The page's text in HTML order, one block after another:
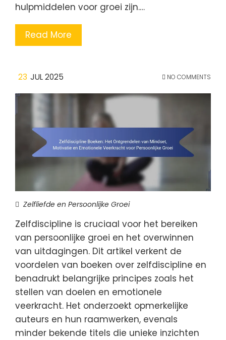
hulpmiddelen voor groei zijn.…
Read More
23 JUL 2025 NO COMMENTS
Zelfliefde en Persoonlijke Groei
Zelfdiscipline is cruciaal voor het bereiken
van persoonlijke groei en het overwinnen
van uitdagingen. Dit artikel verkent de
voordelen van boeken over zelfdiscipline en
benadrukt belangrijke principes zoals het
stellen van doelen en emotionele
veerkracht. Het onderzoekt opmerkelijke
auteurs en hun raamwerken, evenals
minder bekende titels die unieke inzichten